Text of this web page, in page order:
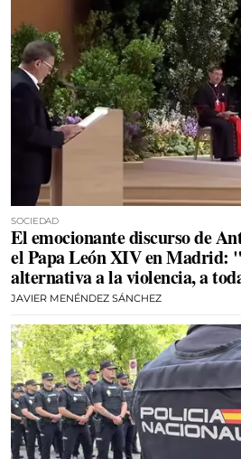
SOCIEDAD
El emocionante discurso de
el Papa León XIV en Madrid:
alternativa a la violencia, a
JAVIER MENÉNDEZ SÁNCHEZ